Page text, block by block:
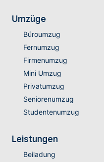
Umzüge
Büroumzug
Fernumzug
Firmenumzug
Mini Umzug
Privatumzug
Seniorenumzug
Studentenumzug
Leistungen
Beiladung